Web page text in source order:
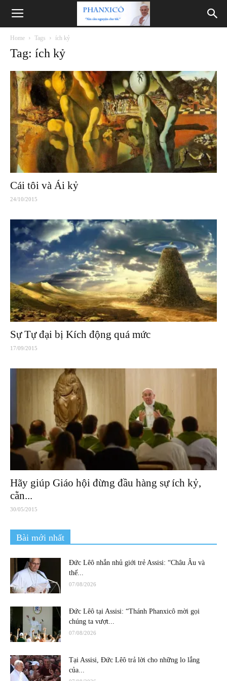
Phanxicô
Home Tags ích kỷ
Tag: ích kỷ
Cái tôi và Ái kỷ
24/10/2015
Sự Tự đại bị Kích động quá mức
17/09/2015
Hãy giúp Giáo hội đừng đầu hàng sự ích kỷ,
cằn...
30/05/2015
Bài mới nhất
Đức Lêô nhắn nhủ giới trẻ Assisi: “Châu Âu và
thế...
07/08/2026
Đức Lêô tại Assisi: “Thánh Phanxicô mời gọi
chúng ta vượt...
07/08/2026
Tại Assisi, Đức Lêô trả lời cho những lo lắng
của...